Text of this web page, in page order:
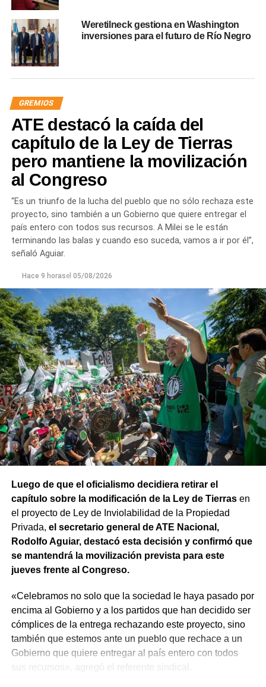
Weretilneck gestiona en Washington
inversiones para el futuro de Río Negro
GREMIOS
ATE destacó la caída del
capítulo de la Ley de Tierras
pero mantiene la movilización
al Congreso
“Es un triunfo de la lucha del pueblo que no sólo rechaza este
proyecto, sino también a un Gobierno que quiere entregar el
país entero con todos sus recursos. A Milei se le están
terminando las balas y cuando eso suceda, vamos a ir por él”,
señaló Aguiar.
Hace 9 horasel 05/08/2026
Luego de que el oficialismo decidiera retirar el
capítulo sobre la modificación de la Ley de Tierrasen
el proyecto de Ley de Inviolabilidad de la Propiedad
Privada, el secretario general de ATE Nacional,
Rodolfo Aguiar, destacó esta decisión y confirmó que
se mantendrá la movilización prevista para este
jueves frente al Congreso.
«Celebramos no solo que la sociedad le haya pasado por
encima al Gobierno y a los partidos que han decidido ser
cómplices de la entrega rechazando este proyecto, sino
también que estemos ante un pueblo que rechace a un
Gobierno que quiere entregar al país entero con todos
sus recursos», agregó el referente sindical.